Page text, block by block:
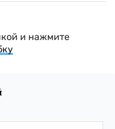
и нажмите